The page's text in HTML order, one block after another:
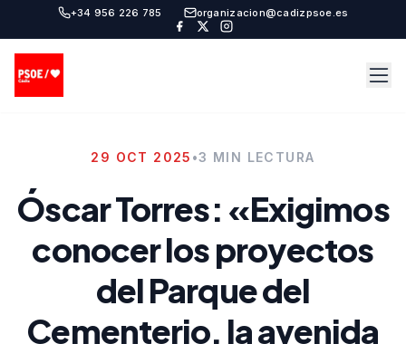
+34 956 226 785 organizacion@cadizpsoe.es
29 OCT 2025 •3 MIN LECTURA
Óscar Torres: «Exigimos
conocer los proyectos
del Parque del
Cementerio, la avenida